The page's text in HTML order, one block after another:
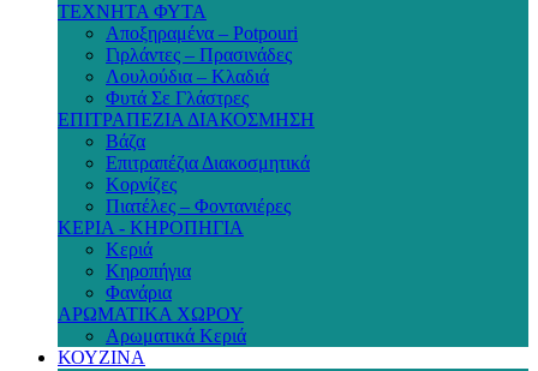
ΤΕΧΝΗΤΑ ΦΥΤΑ
Αποξηραμένα – Potpouri
Γιρλάντες – Πρασινάδες
Λουλούδια – Κλαδιά
Φυτά Σε Γλάστρες
ΕΠΙΤΡΑΠΕΖΙΑ ΔΙΑΚΟΣΜΗΣΗ
Βάζα
Επιτραπέζια Διακοσμητικά
Κορνίζες
Πιατέλες – Φοντανιέρες
ΚΕΡΙΑ - ΚΗΡΟΠΗΓΙΑ
Κεριά
Κηροπήγια
Φανάρια
ΑΡΩΜΑΤΙΚΑ ΧΩΡΟΥ
Αρωματικά Κεριά
ΚΟΥΖΙΝΑ